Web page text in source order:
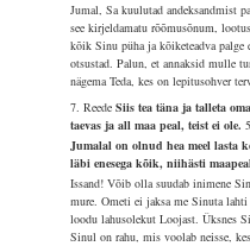
Jumal, Sa kuulutad andeksandmist
see kirjeldamatu rõõmusõnum,
kõik Sinu püha ja kõiketeadva palge
otsustad. Palun, et annaksid mulle
nägema Teda, kes on lepitusohver
7. ReedeSiis tea täna ja talleta
taevas ja all maa peal, teist ei ole.
Jumalal on olnud hea meel lasta
läbi enesega kõik, niihästi
Issand! Võib olla suudab inimene
mure. Ometi ei jaksa me Sinuta
loodu lahusolekut Loojast. Üksnes
Sinul on rahu, mis voolab neisse,